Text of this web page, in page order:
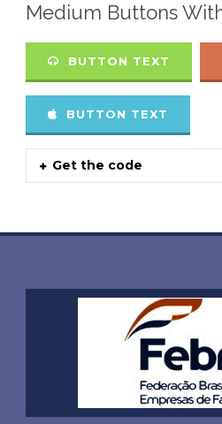
Medium Buttons
BUTTON TEXT
BUTTON TEXT
Get the code